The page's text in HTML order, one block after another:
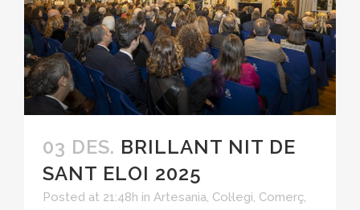
03 DES. BRILLANT NIT DE
SANT ELOI 2025
Posted at 21:48h in Artesania, Col·legi, Comerç,